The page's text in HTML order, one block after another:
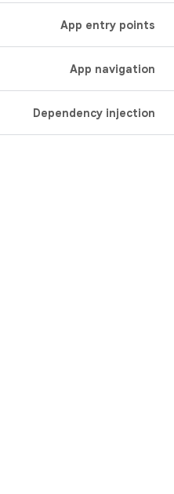
App entry points
App navigation
Dependency injection